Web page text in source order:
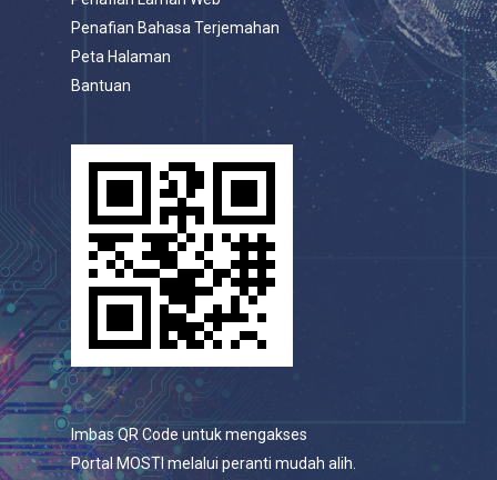
Penafian Bahasa Terjemahan
Peta Halaman
Bantuan
Imbas QR Code untuk mengakses
Portal MOSTI melalui peranti mudah alih.